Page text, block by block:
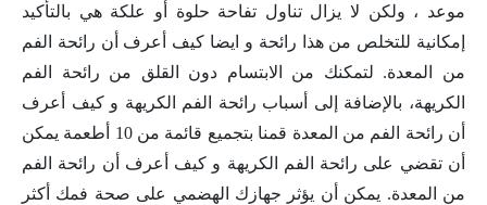
موعد ، ولكن لا يزال تناول تفاحة حلوة أو علكة هي بالتأكيد
إمكانية للتخلص من هذا رائحة و ايضا كيف أعرف أن رائحة الفم
من المعدة. لتمكنك من الابتسام دون القلق من رائحة الفم
الكريهة، بالإضافة إلى أسباب رائحة الفم الكريهة و كيف أعرف
أن رائحة الفم من المعدة قمنا بتجميع قائمة من 10 أطعمة يمكن
أن تقضي على رائحة الفم الكريهة و كيف أعرف أن رائحة الفم
من المعدة. يمكن أن يؤثر جهازك الهضمي على صحة فمك أكثر